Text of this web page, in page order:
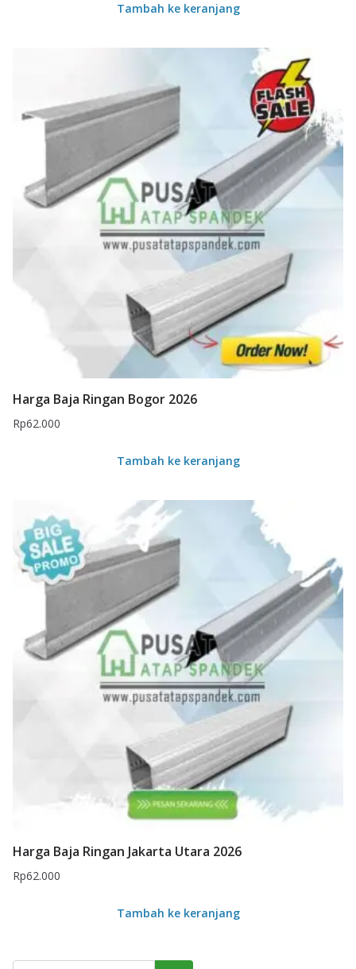
Tambah ke keranjang
Harga Baja Ringan Bogor 2026
Rp62.000
Tambah ke keranjang
Harga Baja Ringan Jakarta Utara 2026
Rp62.000
Tambah ke keranjang